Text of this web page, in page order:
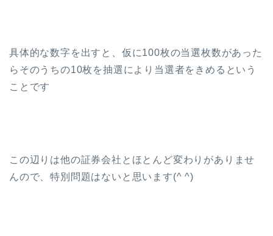
具体的な数字を出すと、仮に100枚の当選枚数があった
らそのうちの10枚を抽選により当選者をきめるという
ことです
この辺りは他の証券会社とほとんど変わりがありませ
んので、特別問題はないと思います(^ ^)